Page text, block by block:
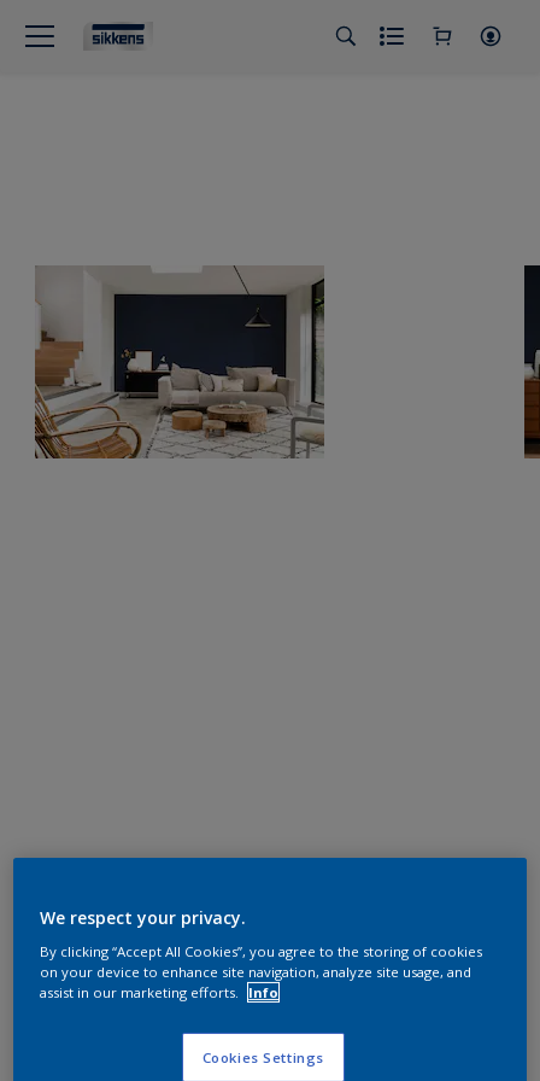
We respect your privacy.
By clicking “Accept All Cookies”, you agree to the storing of cookies
on your device to enhance site navigation, analyze site usage, and
assist in our marketing efforts.
Info
Cookies Settings